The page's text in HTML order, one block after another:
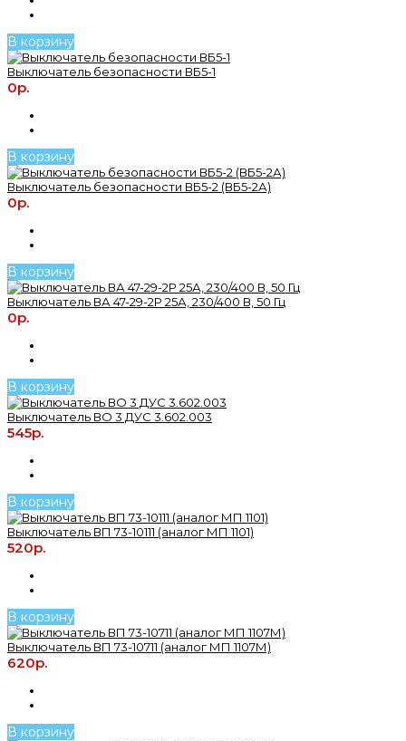
В корзину
Выключатель безопасности ВБ5-1
0р.
В корзину
Выключатель безопасности ВБ5-2 (ВБ5-2А)
0р.
В корзину
Выключатель ВА 47-29-2Р 25А, 230/400 В, 50 Гц
0р.
В корзину
Выключатель ВО 3 ДУС 3.602.003
545р.
В корзину
Выключатель ВП 73-10111 (аналог МП 1101)
520р.
В корзину
Выключатель ВП 73-10711 (аналог МП 1107М)
620р.
В корзину